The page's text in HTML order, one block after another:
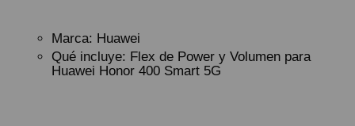
Marca: Huawei
Qué incluye: Flex de Power y Volumen para
Huawei Honor 400 Smart 5G